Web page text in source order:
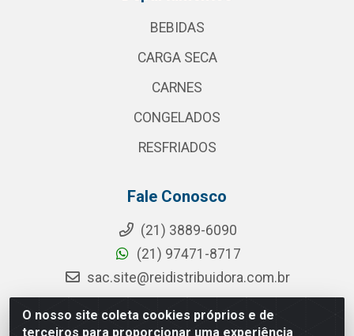
O nosso site coleta cookies próprios e de
terceiros para proporcionar uma experiência
BEBIDAS
CARGA SECA
CARNES
CONGELADOS
RESFRIADOS
Fale Conosco
(21) 3889-6090
(21) 97471-8717
sac.site@reidistribuidora.com.br